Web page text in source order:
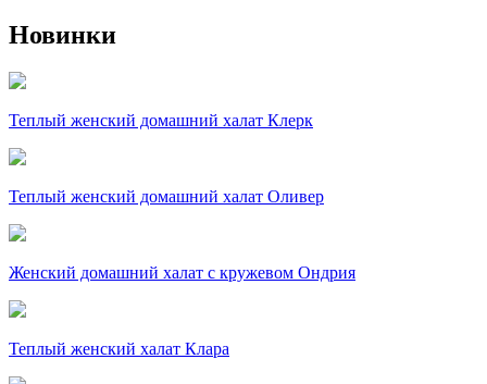
Новинки
Теплый женский домашний халат Клерк
Теплый женский домашний халат Оливер
Женский домашний халат с кружевом Ондрия
Теплый женский халат Клара